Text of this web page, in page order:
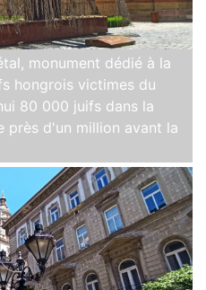
monument dédié à la
hongrois victimes du
80 000 juifs dans la
près d'un million avant la